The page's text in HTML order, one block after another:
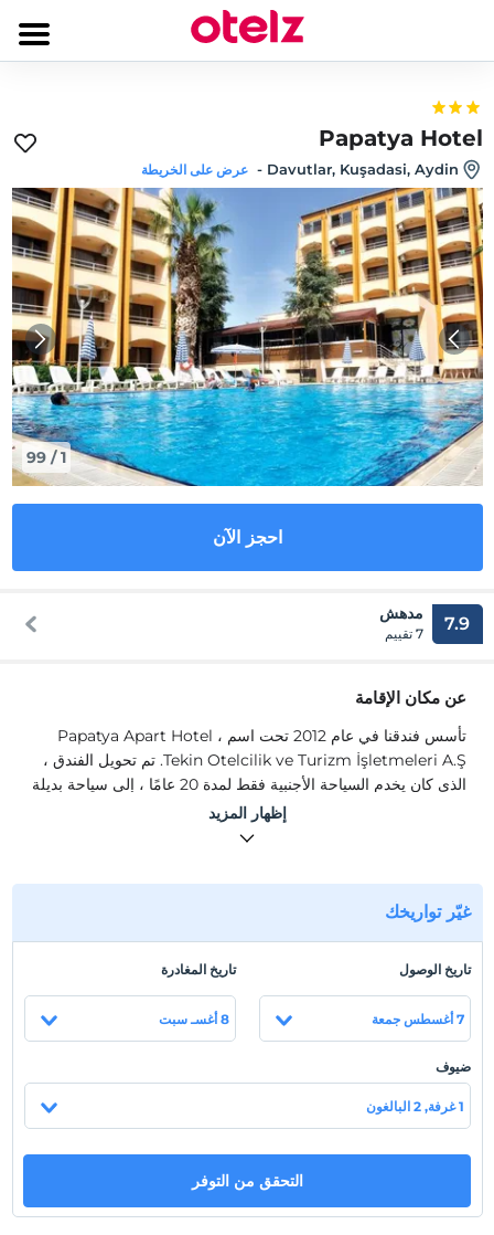
Papatya Hotel
Davutlar, Kuşadasi, Aydin
- عرض على الخريطة
1
/
99
احجز الآن
7.9 مدهش
7 تقييم
عن مكان الإقامة
تأسس فندقنا في عام 2012 تحت اسم Papatya Apart Hotel ،
Tekin Otelcilik ve Turizm İşletmeleri A.Ş. تم تحويل الفندق ،
الذي كان يخدم السياحة الأجنبية فقط لمدة 20 عامًا ، إلى سياحة بديلة
الطلب الشديد منك ومن بيئتنا. بدأت في خدمة السياحة البديلة.
Tekin Otelcilik ve Turizm İşletmeleri A.Ş. تم تحويل الفندق ،
خالٍ من الكحول وجميع المواد المستخدمة في مطبخنا تتوافق مع
معايير الطعام الحلال. من الملائم جدًا الوصول إلى فندقنا بالسيارة
الخاصة والحافلة والمطار. 70 م. يقع الشريط الرملي على مسافة
أحبائك وعائلتك بطريقة سلمية وآمنة ومريحة مع مسبحين للأطفال
لسيدة ورجل وملعب. مطعمنا الداخلي والخارجي في خدمتك مع 2 بار
فيتامين ، سواء في المنظمات الجماعية أو في حفلات الزفاف
يقع فندقنا على بعد 100 كم من إزمير. 90 كم من مطار إزمير عدنان
إظهار المزيد
غيّر تواريخك
تاريخ الوصول
7 أغسطس جمعة
تاريخ المغادرة
8 أغسـ سبت
ضيوف
1 غرفة, 2 البالغون
التحقق من التوفر